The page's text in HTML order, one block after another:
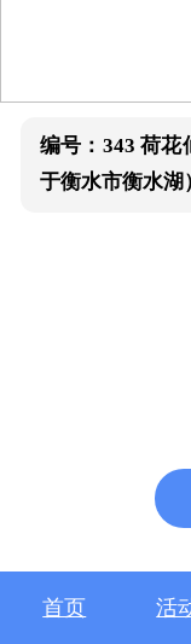
编号：343 荷花
于衡水市衡水湖
首页 活